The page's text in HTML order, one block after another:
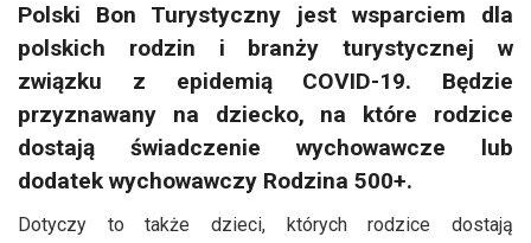
Polski Bon Turystyczny jest wsparciem dla
polskich rodzin i branży turystycznej w
związku z epidemią COVID-19. Będzie
przyznawany na dziecko, na które rodzice
dostają świadczenie wychowawcze lub
dodatek wychowawczy Rodzina 500+.
Dotyczy to także dzieci, których rodzice dostają